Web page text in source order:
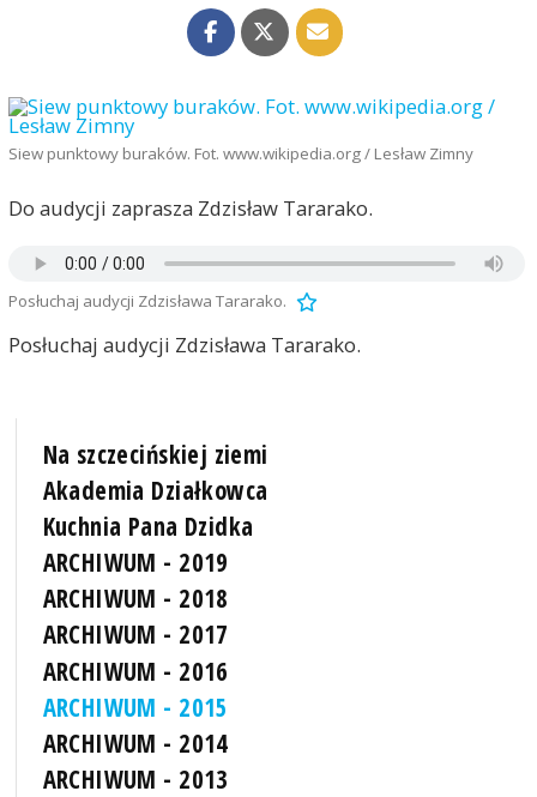
Siew punktowy buraków. Fot. www.wikipedia.org / Lesław Zimny
Do audycji zaprasza Zdzisław Tararako.
Posłuchaj audycji Zdzisława Tararako.
Posłuchaj audycji Zdzisława Tararako.
Na szczecińskiej ziemi
Akademia Działkowca
Kuchnia Pana Dzidka
ARCHIWUM - 2019
ARCHIWUM - 2018
ARCHIWUM - 2017
ARCHIWUM - 2016
ARCHIWUM - 2015
ARCHIWUM - 2014
ARCHIWUM - 2013